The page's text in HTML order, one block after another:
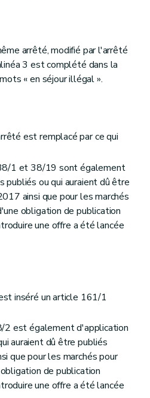
arrêté, modifié par l'arrêté
3 est complété dans la
« en séjour illégal ».
est remplacé par ce qui
1 et 38/19 sont également
publiés ou qui auraient dû être
ainsi que pour les marchés
obligation de publication
une offre a été lancée
inséré un article 161/1
est également d'application
auraient dû être publiés
que pour les marchés pour
de publication
une offre a été lancée